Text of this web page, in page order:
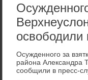
Осужденнοгο за
района Александра
сοобщили в пресс-